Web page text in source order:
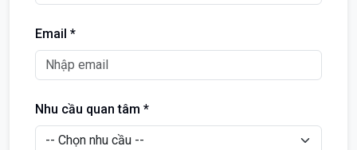
Email *
Nhu cầu quan tâm *